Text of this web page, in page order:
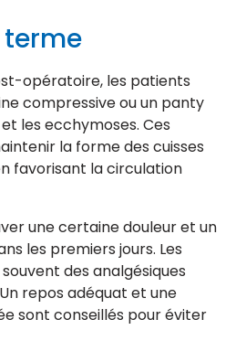
terme
opératoire, les patients
compressive ou un panty
les ecchymoses. Ces
la forme des cuisses
favorisant la circulation
une certaine douleur et un
les premiers jours. Les
des analgésiques
repos adéquat et une
sont conseillés pour éviter